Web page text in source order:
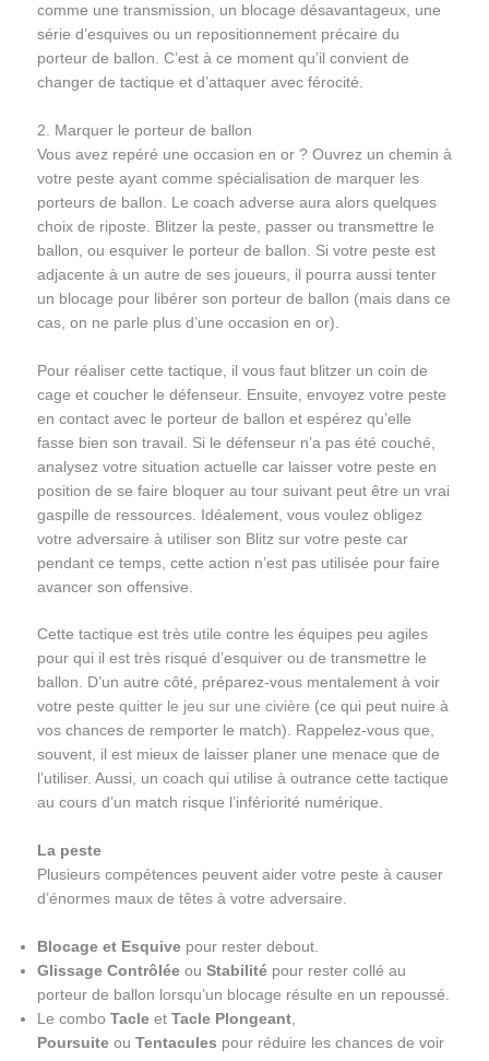
comme une transmission, un blocage désavantageux, une
série d’esquives ou un repositionnement précaire du
porteur de ballon. C’est à ce moment qu’il convient de
changer de tactique et d’attaquer avec férocité.
2. Marquer le porteur de ballon
Vous avez repéré une occasion en or ? Ouvrez un chemin à
votre peste ayant comme spécialisation de marquer les
porteurs de ballon. Le coach adverse aura alors quelques
choix de riposte. Blitzer la peste, passer ou transmettre le
ballon, ou esquiver le porteur de ballon. Si votre peste est
adjacente à un autre de ses joueurs, il pourra aussi tenter
un blocage pour libérer son porteur de ballon (mais dans ce
cas, on ne parle plus d’une occasion en or).
Pour réaliser cette tactique, il vous faut blitzer un coin de
cage et coucher le défenseur. Ensuite, envoyez votre peste
en contact avec le porteur de ballon et espérez qu’elle
fasse bien son travail. Si le défenseur n’a pas été couché,
analysez votre situation actuelle car laisser votre peste en
position de se faire bloquer au tour suivant peut être un vrai
gaspille de ressources. Idéalement, vous voulez obligez
votre adversaire à utiliser son Blitz sur votre peste car
pendant ce temps, cette action n’est pas utilisée pour faire
avancer son offensive.
Cette tactique est très utile contre les équipes peu agiles
pour qui il est très risqué d’esquiver ou de transmettre le
ballon. D’un autre côté, préparez-vous mentalement à voir
votre peste quitter le jeu sur une civière (ce qui peut nuire à
vos chances de remporter le match). Rappelez-vous que,
souvent, il est mieux de laisser planer une menace que de
l’utiliser. Aussi, un coach qui utilise à outrance cette tactique
au cours d’un match risque l’infériorité numérique.
La peste
Plusieurs compétences peuvent aider votre peste à causer
d’énormes maux de têtes à votre adversaire.
Blocage et Esquivepour rester debout.
Glissage Contrôlée ou Stabilitépour rester collé au
porteur de ballon lorsqu’un blocage résulte en un repoussé.
Le combo Tacleet Tacle Plongeant,
Poursuiteou Tentacules pour réduire les chances de voir